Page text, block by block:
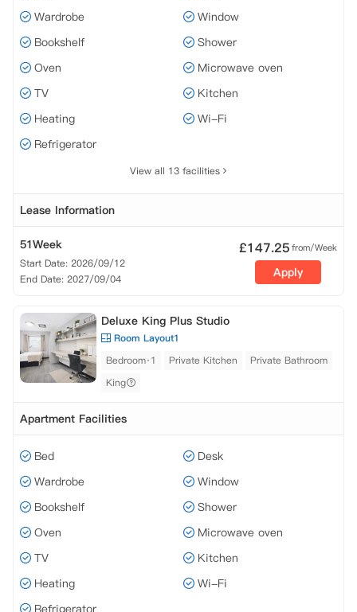
Wardrobe
Window
Bookshelf
Shower
Oven
Microwave oven
TV
Kitchen
Heating
Wi-Fi
Refrigerator
View all 13 facilities
Lease Information
51Week
Start Date: 2026/09/12
End Date: 2027/09/04
£147.25from/Week
Apply
Deluxe King Plus Studio
Room Layout1
Bedroom·1
Private Kitchen
Private Bathroom
King
Apartment Facilities
Bed
Desk
Wardrobe
Window
Bookshelf
Shower
Oven
Microwave oven
TV
Kitchen
Heating
Wi-Fi
Refrigerator